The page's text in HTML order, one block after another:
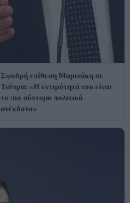
Σφοδρή επίθεση Μαρινάκη σε
Τσίπρα: «Η εντιμότητά του είναι
το πιο σύντομο πολιτικό
ανέκδοτο»